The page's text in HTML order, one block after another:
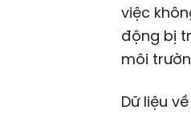
việc
động bị
môi
Dữ liệu